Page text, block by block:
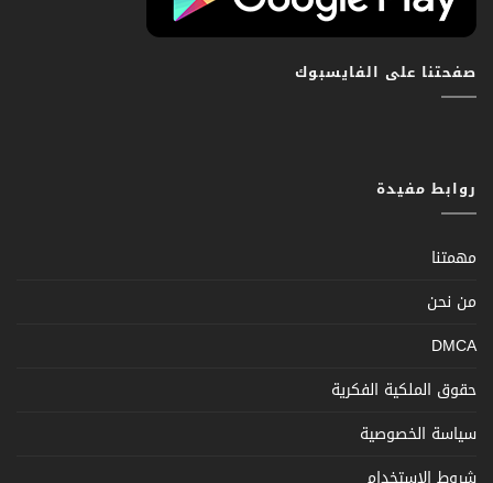
صفحتنا على الفايسبوك
روابط مفيدة
مهمتنا
من نحن
DMCA
حقوق الملكية الفكرية
سياسة الخصوصية